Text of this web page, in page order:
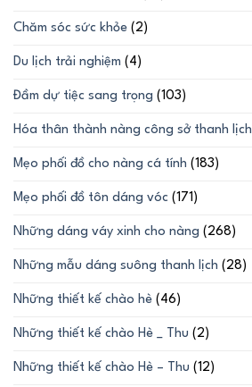
Chăm sóc sức khỏe (2)
Du lịch trải nghiệm (4)
Đầm dự tiệc sang trọng (103)
Hóa thân thành nàng công sở thanh lịch
Mẹo phối đồ cho nàng cá tính (183)
Mẹo phối đồ tôn dáng vóc (171)
Những dáng váy xinh cho nàng (268)
Những mẫu dáng suông thanh lịch (28)
Những thiết kế chào hè (46)
Những thiết kế chào Hè _ Thu (2)
Những thiết kế chào Hè – Thu (12)